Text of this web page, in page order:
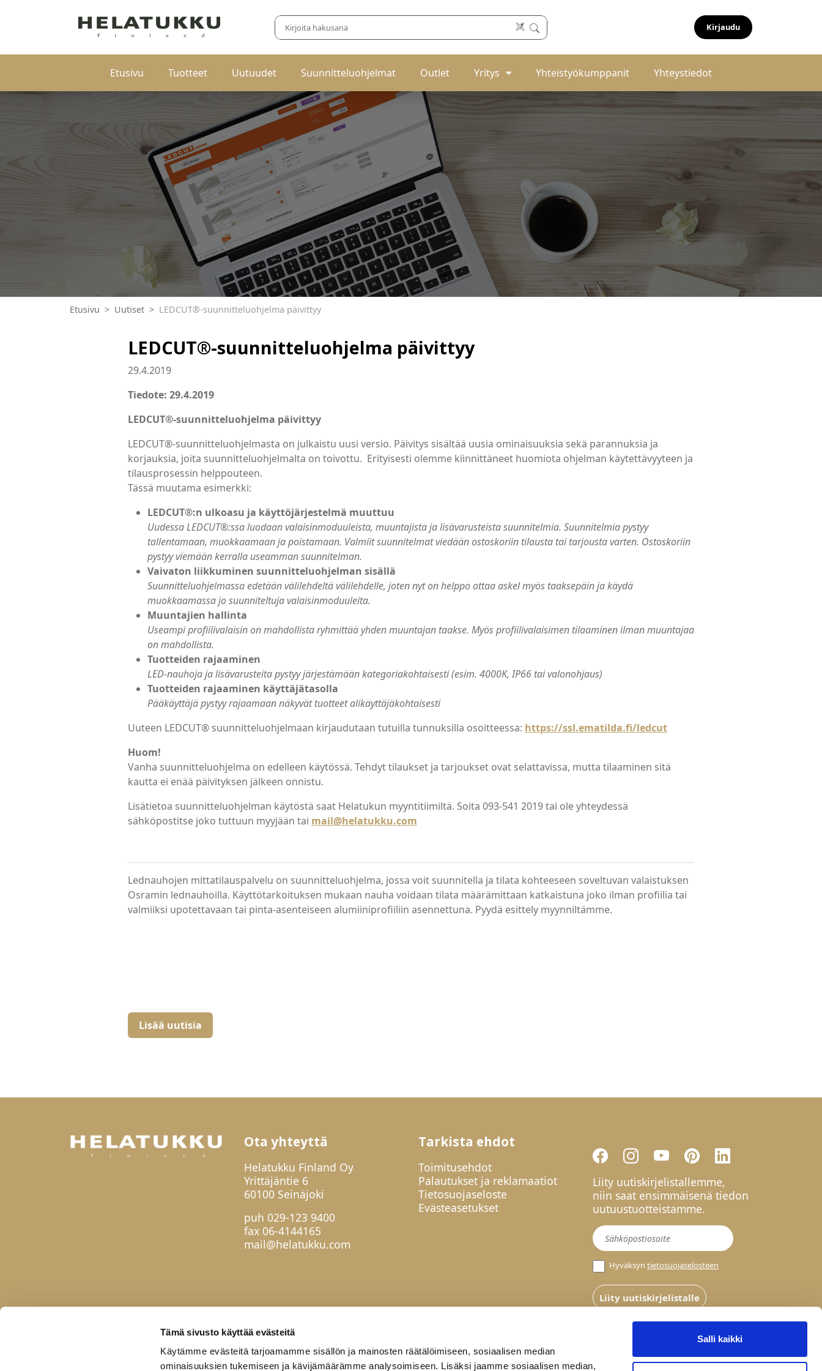
Tämä sivusto käyttää evästeitä
Käytämme evästeitä tarjoamamme sisällön ja mainosten räätälöimiseen, sosiaalisen median
ominaisuuksien tukemiseen ja kävijämäärämme analysoimiseen. Lisäksi jaamme sosiaalisen median,
Salli kaikki
Kirjaudu
Etusivu Tuotteet Uutuudet Suunnitteluohjelmat Outlet Yritys Yhteistyökumppanit Yhteystiedot
Etusivu Uutiset LEDCUT®-suunnitteluohjelma päivittyy
LEDCUT®-suunnitteluohjelma päivittyy
29.4.2019
Tiedote: 29.4.2019
LEDCUT®-suunnitteluohjelma päivittyy
LEDCUT®-suunnitteluohjelmasta on julkaistu uusi versio. Päivitys sisältää uusia ominaisuuksia sekä parannuksia ja
korjauksia, joita suunnitteluohjelmalta on toivottu. Erityisesti olemme kiinnittäneet huomiota ohjelman käytettävyyteen ja
tilausprosessin helppouteen.
Tässä muutama esimerkki:
LEDCUT®:n ulkoasu ja käyttöjärjestelmä muuttuu
Uudessa LEDCUT®:ssa luodaan valaisinmoduuleista, muuntajista ja lisävarusteista suunnitelmia. Suunnitelmia pystyy
tallentamaan, muokkaamaan ja poistamaan. Valmiit suunnitelmat viedään ostoskoriin tilausta tai tarjousta varten. Ostoskoriin
pystyy viemään kerralla useamman suunnitelman.
Vaivaton liikkuminen suunnitteluohjelman sisällä
Suunnitteluohjelmassa edetään välilehdeltä välilehdelle, joten nyt on helppo ottaa askel myös taaksepäin ja käydä
muokkaamassa jo suunniteltuja valaisinmoduuleita.
Muuntajien hallinta
Useampi profiilivalaisin on mahdollista ryhmittää yhden muuntajan taakse. Myös profiilivalaisimen tilaaminen ilman muuntajaa
on mahdollista.
Tuotteiden rajaaminen
LED-nauhoja ja lisävarusteita pystyy järjestämään kategoriakohtaisesti (esim. 4000K, IP66 tai valonohjaus)
Tuotteiden rajaaminen käyttäjätasolla
Pääkäyttäjä pystyy rajaamaan näkyvät tuotteet alikäyttäjäkohtaisesti
Uuteen LEDCUT® suunnitteluohjelmaan kirjaudutaan tutuilla tunnuksilla osoitteessa: https://ssl.ematilda.fi/ledcut
Huom!
Vanha suunnitteluohjelma on edelleen käytössä. Tehdyt tilaukset ja tarjoukset ovat selattavissa, mutta tilaaminen sitä
kautta ei enää päivityksen jälkeen onnistu.
Lisätietoa suunnitteluohjelman käytöstä saat Helatukun myyntitiimiltä. Soita 093-541 2019 tai ole yhteydessä
sähköpostitse joko tuttuun myyjään tai mail@helatukku.com
Lednauhojen mittatilauspalvelu on suunnitteluohjelma, jossa voit suunnitella ja tilata kohteeseen soveltuvan valaistuksen
Osramin lednauhoilla. Käyttötarkoituksen mukaan nauha voidaan tilata määrämittaan katkaistuna joko ilman profiilia tai
valmiiksi upotettavaan tai pinta-asenteiseen alumiiniprofiiliin asennettuna. Pyydä esittely myynniltämme.
Lisää uutisia
Ota yhteyttä
Helatukku Finland Oy
Yrittäjäntie 6
60100 Seinäjoki
puh 029-123 9400
fax 06-4144165
mail@helatukku.com
Tarkista ehdot
Toimitusehdot
Palautukset ja reklamaatiot
Tietosuojaseloste
Evästeasetukset
Liity uutiskirjelistallemme,
niin saat ensimmäisenä tiedon
uutuustuotteistamme.
Uutiskirje
Hyväksyn tietosuojaselosteen
Liity uutiskirjelistalle